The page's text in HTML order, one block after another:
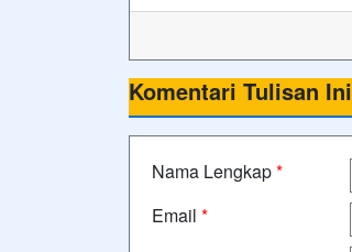
Komentari Tulisan Ini
Nama Lengkap*
Email *